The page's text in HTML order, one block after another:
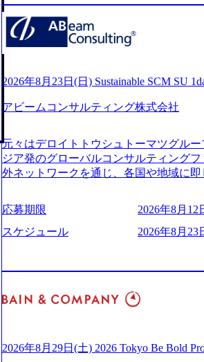
88_1200x698.webp ## 働き方／WLB／
り、 働き甲斐のあるランキング、新卒
であり株主からの圧力がないため事業
て長期的な成長を若手に任せられる環
年間データ、エンジニア組織） 2026年8
ていただきます。ご了承ください。 ●
別に当日の面接案内をお送りいたしま
適性検査をご受検いただきます。 ● 詳
ションサーチになります。 ご経験やス
サルタント＞ Webアプリケーション、
ー・スタートアップ企業に対する課題
メント支援までを一気通貫で担当して
を活用し、顧客の業務革新と効率化の
を深くヒアリングし、企画構想からア
貫で推進していただきます。 プロジェ
す。 ＜SE＞ 参画いただく案件はプライ
を設立し、人工知能とデータアナリテ
する活動や、デジタル人材育成の支援も
e.com/content/dam/accenture/final/
e.pdf#zoom=50) 女性の活躍について
ログ (https://www.accenture.com/jp-ja/
理由【コンサル業界俯瞰マップ】 (https://
e/detail/45446) エンジニアからコンサル
(https://www.businessinsider.jp/post-
ライゼーション (https://
ustomization) 大正製薬：ITカーブアウト支
ンク：初のオンライン開催「SoftBank
s://www.accenture.com/jp-ja/case-studies/
業省：事業者の申請手続きを電子化す
例を実現 (https://www.accenture.com/jp-ja/
ps://www.accenture.com/jp-ja/case-studies/
ービス） 世界49カ国に約73万人以上（
上の国の企業を顧客に売上641億ドルを
ている、売上・従業員数共にこの8年間
今後も高い成長が見込まれる 多くの技
2026年8月23日(日) Sustainable SCM SU
アビームコンサルティング株式会社
元々はデロイトトウシュトーマツグル
ジア発のグローバルコンサルティング
外ネットワークを通じ、各国や地域に
ンドメッセージに掲げ、企業や組織の
未来のありたい姿を実現するとともに
価値及び経済的価値の追求にも貢献
グなどの専門知識と、豊富な経験を持
有する 金融、製造、流通、エネルギー
ライアントとしている SAP領域におい
以上、日本国内で企業最多の5,399件の
る また、日本国内企業として最多の
を基に独自の方法論やテンプレートを
応募期限
2026年8月12
スケジュール
2026年8月23
2026年8月29日(土) 2026 Tokyo Be Bold